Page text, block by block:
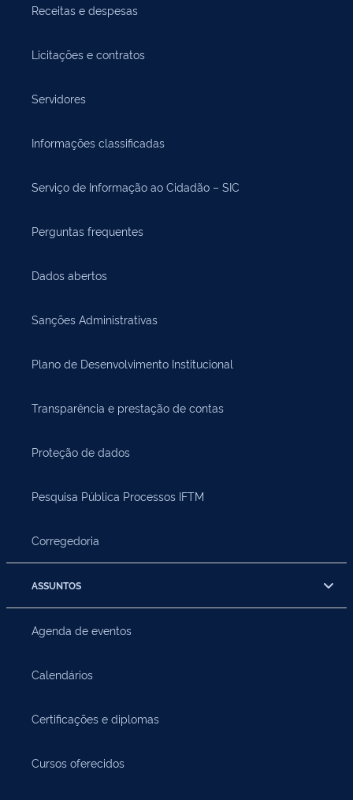
Receitas e despesas
Licitações e contratos
Servidores
Informações classificadas
Serviço de Informação ao Cidadão – SIC
Perguntas frequentes
Dados abertos
Sanções Administrativas
Plano de Desenvolvimento Institucional
Transparência e prestação de contas
Proteção de dados
Pesquisa Pública Processos IFTM
Corregedoria
ASSUNTOS
Agenda de eventos
Calendários
Certificações e diplomas
Cursos oferecidos